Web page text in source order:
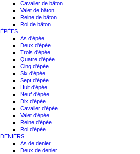
Cavalier de bâton
Valet de bâton
Reine de bâton
Roi de bâton
ÉPÉES
As d'épée
Deux d'épée
Trois d'épée
Quatre d'épée
Cinq d'épée
Six d'épée
Sept d'épée
Huit d'épée
Neuf d'épée
Dix d'épée
Cavalier d'épée
Valet d'épée
Reine d'épée
Roi d'épée
DENIERS
As de denier
Deux de denier